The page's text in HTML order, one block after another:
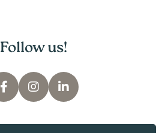
Follow us!